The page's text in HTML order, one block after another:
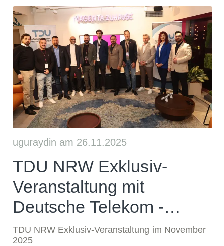
uguraydin am 26.11.2025
TDU NRW Exklusiv-
Veranstaltung mit
Deutsche Telekom -
26.11.2025
TDU NRW Exklusiv-Veranstaltung im November
2025